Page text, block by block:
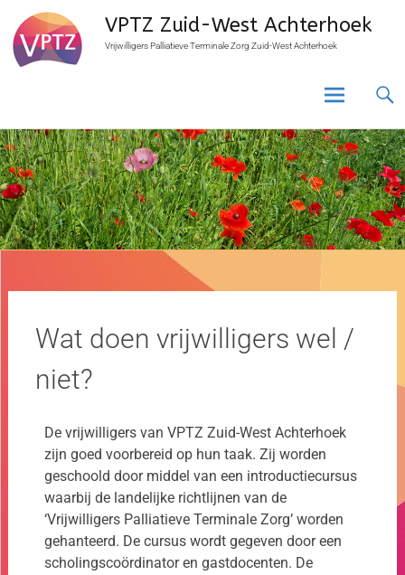
VPTZ Zuid-West Achterhoek
Vrijwilligers Palliatieve Terminale Zorg Zuid-West Achterhoek
Wat doen vrijwilligers wel /
niet?
De vrijwilligers van VPTZ Zuid-West Achterhoek
zijn goed voorbereid op hun taak. Zij worden
geschoold door middel van een introductiecursus
waarbij de landelijke richtlijnen van de
‘Vrijwilligers Palliatieve Terminale Zorg’ worden
gehanteerd. De cursus wordt gegeven door een
scholingscoördinator en gastdocenten. De